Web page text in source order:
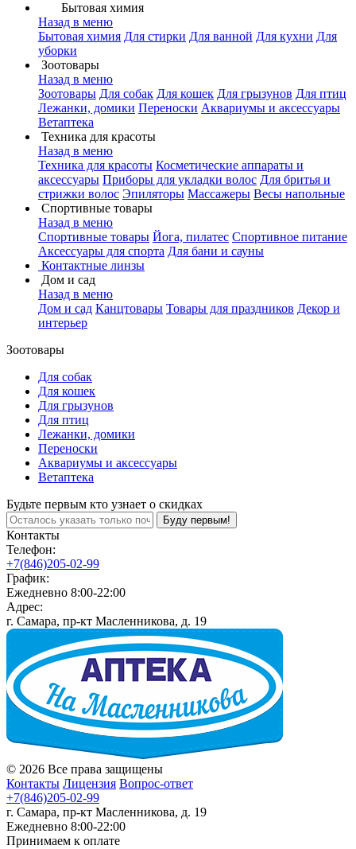
Бытовая химия
Назад в меню
Бытовая химия Для стирки Для ванной Для кухни Для
уборки
Зоотовары
Назад в меню
Зоотовары Для собак Для кошек Для грызунов Для птиц
Лежанки, домики Переноски Аквариумы и аксессуары
Ветаптека
Техника для красоты
Назад в меню
Техника для красоты Косметические аппараты и
аксессуары Приборы для укладки волос Для бритья и
стрижки волос Эпиляторы Массажеры Весы напольные
Спортивные товары
Назад в меню
Спортивные товары Йога, пилатес Спортивное питание
Аксессуары для спорта Для бани и сауны
Контактные линзы
Дом и сад
Назад в меню
Дом и сад Канцтовары Товары для праздников Декор и
интерьер
Зоотовары
Для собак
Для кошек
Для грызунов
Для птиц
Лежанки, домики
Переноски
Аквариумы и аксессуары
Ветаптека
Будьте первым кто узнает о скидках
Буду первым!
Контакты
Телефон:
+7(846)205-02-99
График:
Ежедневно 8:00-22:00
Адрес:
г. Самара, пр-кт Масленникова, д. 19
© 2026 Все права защищены
Контакты Лицензия Вопрос-ответ
+7(846)205-02-99
г. Самара, пр-кт Масленникова, д. 19
Ежедневно 8:00-22:00
Принимаем к оплате